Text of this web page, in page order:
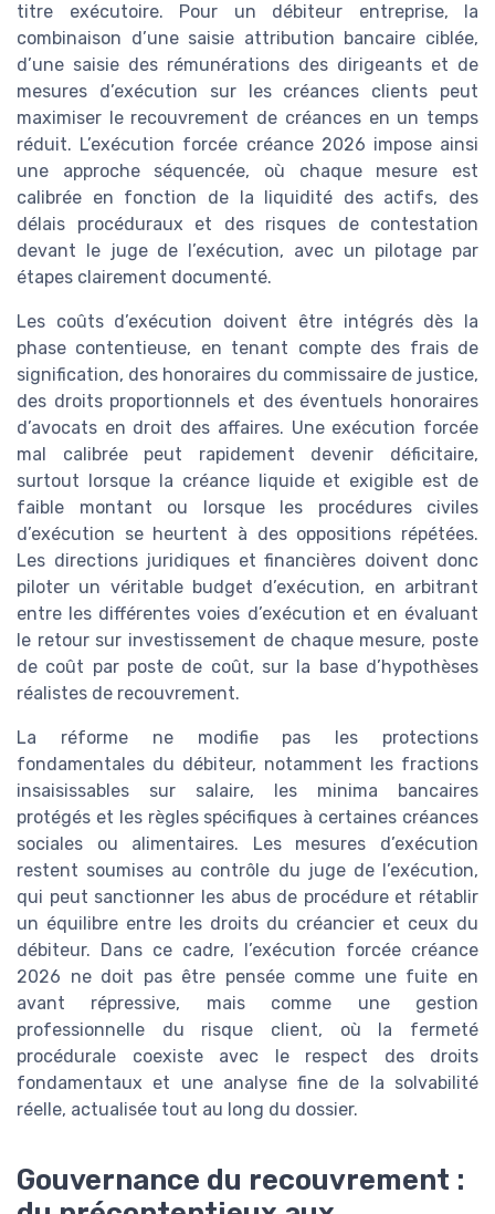
titre exécutoire. Pour un débiteur entreprise, la
combinaison d’une saisie attribution bancaire ciblée,
d’une saisie des rémunérations des dirigeants et de
mesures d’exécution sur les créances clients peut
maximiser le recouvrement de créances en un temps
réduit. L’exécution forcée créance 2026 impose ainsi
une approche séquencée, où chaque mesure est
calibrée en fonction de la liquidité des actifs, des
délais procéduraux et des risques de contestation
devant le juge de l’exécution, avec un pilotage par
étapes clairement documenté.
Les coûts d’exécution doivent être intégrés dès la
phase contentieuse, en tenant compte des frais de
signification, des honoraires du commissaire de justice,
des droits proportionnels et des éventuels honoraires
d’avocats en droit des affaires. Une exécution forcée
mal calibrée peut rapidement devenir déficitaire,
surtout lorsque la créance liquide et exigible est de
faible montant ou lorsque les procédures civiles
d’exécution se heurtent à des oppositions répétées.
Les directions juridiques et financières doivent donc
piloter un véritable budget d’exécution, en arbitrant
entre les différentes voies d’exécution et en évaluant
le retour sur investissement de chaque mesure, poste
de coût par poste de coût, sur la base d’hypothèses
réalistes de recouvrement.
La réforme ne modifie pas les protections
fondamentales du débiteur, notamment les fractions
insaisissables sur salaire, les minima bancaires
protégés et les règles spécifiques à certaines créances
sociales ou alimentaires. Les mesures d’exécution
restent soumises au contrôle du juge de l’exécution,
qui peut sanctionner les abus de procédure et rétablir
un équilibre entre les droits du créancier et ceux du
débiteur. Dans ce cadre, l’exécution forcée créance
2026 ne doit pas être pensée comme une fuite en
avant répressive, mais comme une gestion
professionnelle du risque client, où la fermeté
procédurale coexiste avec le respect des droits
fondamentaux et une analyse fine de la solvabilité
réelle, actualisée tout au long du dossier.
Gouvernance du recouvrement :